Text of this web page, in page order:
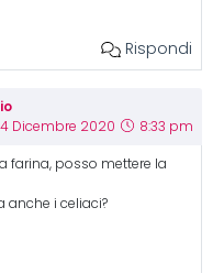
Rispondi
4 Dicembre 2020 8:33 pm
farina, posso mettere la
anche i celiaci?